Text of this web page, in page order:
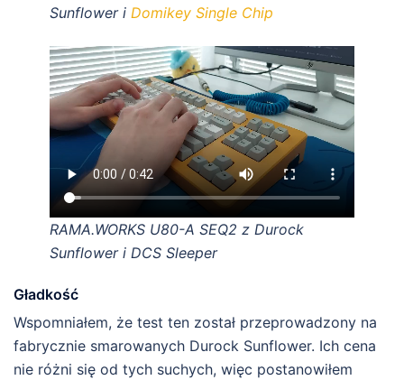
Sunflower i Domikey Single Chip
RAMA.WORKS U80-A SEQ2 z Durock
Sunflower i DCS Sleeper
Gładkość
Wspomniałem, że test ten został przeprowadzony na
fabrycznie smarowanych Durock Sunflower. Ich cena
nie różni się od tych suchych, więc postanowiłem